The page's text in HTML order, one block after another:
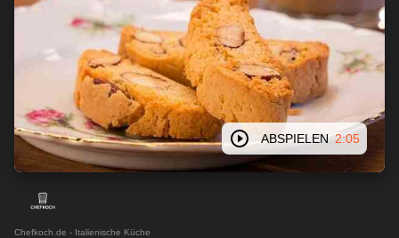
ABSPIELEN 2:05
Chefkoch.de - Italienische Küche